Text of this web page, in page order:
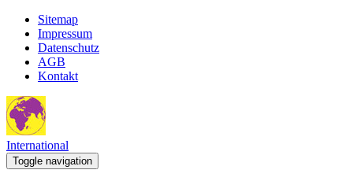
Sitemap
Impressum
Datenschutz
AGB
Kontakt
International
Toggle navigation